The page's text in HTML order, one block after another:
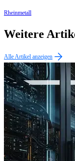
Rheinmetall
Weitere
Alle Artikel anzeigen